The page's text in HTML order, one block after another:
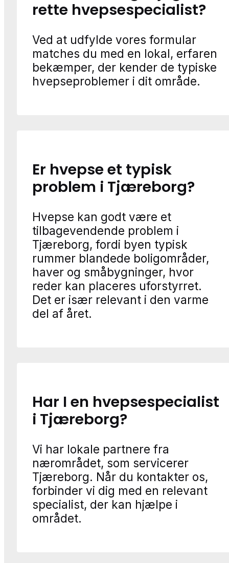
rette hvepsespecialist?
Ved at udfylde vores formular
matches du med en lokal, erfaren
bekæmper, der kender de typiske
hvepseproblemer i dit område.
Er hvepse et typisk
problem i Tjæreborg?
Hvepse kan godt være et
tilbagevendende problem i
Tjæreborg, fordi byen typisk
rummer blandede boligområder,
haver og småbygninger, hvor
reder kan placeres uforstyrret.
Det er især relevant i den varme
del af året.
Har I en hvepsespecialist
i Tjæreborg?
Vi har lokale partnere fra
nærområdet, som servicerer
Tjæreborg. Når du kontakter os,
forbinder vi dig med en relevant
specialist, der kan hjælpe i
området.